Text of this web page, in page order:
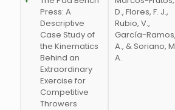
Press: A
Descriptive
Case Study of
the Kinematics
Behind an
Extraordinary
Exercise for
Competitive
Throwers
D., Flores, F. J.,
Rubio, V.,
García-Ramos,
A., & Soriano,
A.